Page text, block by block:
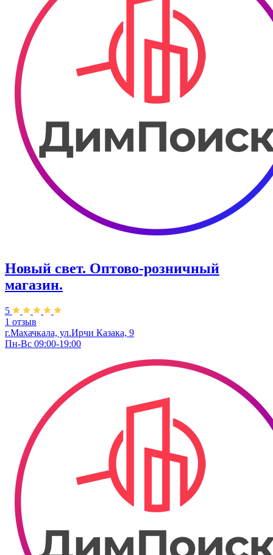
Новый свет. ​Оптово-розничный
магазин.
5
1 отзыв
г.Махачкала, ​ул.Ирчи Казака, 9
Пн-Вс 09:00-19:00